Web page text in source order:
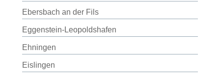
Ebersbach an der Fils
Eggenstein-Leopoldshafen
Ehningen
Eislingen